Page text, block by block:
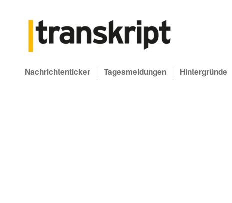
Nachrichtenticker Tagesmeldungen Hintergründe